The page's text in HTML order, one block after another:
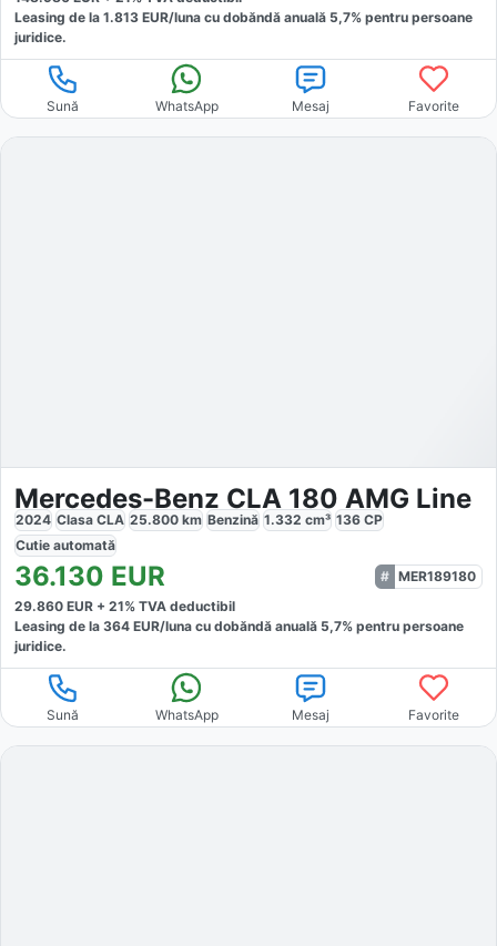
Leasing de la 1.813 EUR/luna cu dobăndă anuală 5,7% pentru persoane
juridice.
Sună WhatsApp Mesaj Favorite
Mercedes-Benz CLA 180 AMG Line
2024 Clasa CLA 25.800 km Benzină 1.332 cm³ 136 CP
Cutie automată
36.130 EUR
MER189180
29.860 EUR + 21% TVA deductibil
Leasing de la 364 EUR/luna cu dobăndă anuală 5,7% pentru persoane
juridice.
Sună WhatsApp Mesaj Favorite